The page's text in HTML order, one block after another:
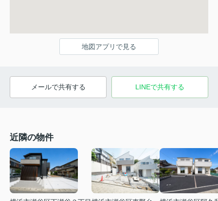
地図アプリで見る
メールで共有する LINEで共有する
近隣の物件